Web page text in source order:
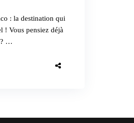
: la destination qui
! Vous pensiez déjà
? …